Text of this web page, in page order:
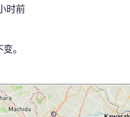
时前
。